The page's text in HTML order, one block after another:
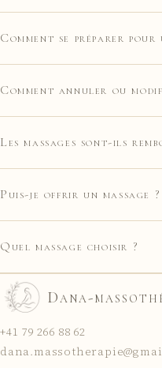
Comment se préparer
Comment annuler ou
Les massages sont-ils
Puis-je offrir un massage ?
Quel massage choisir ?
Dana-
+41 79 266 88 62